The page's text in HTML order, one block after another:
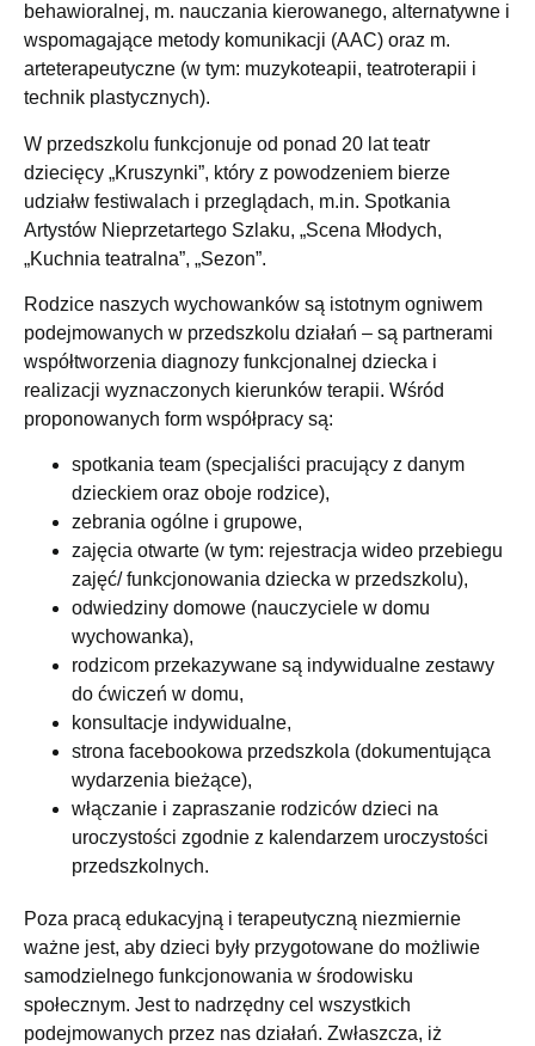
behawioralnej, m. nauczania kierowanego, alternatywne i
wspomagające metody komunikacji (AAC) oraz m.
arteterapeutyczne (w tym: muzykoteapii, teatroterapii i
technik plastycznych).
W przedszkolu funkcjonuje od ponad 20 lat teatr
dziecięcy „Kruszynki”, który z powodzeniem bierze
udziałw festiwalach i przeglądach, m.in. Spotkania
Artystów Nieprzetartego Szlaku, „Scena Młodych,
„Kuchnia teatralna”, „Sezon”.
Rodzice naszych wychowanków są istotnym ogniwem
podejmowanych w przedszkolu działań – są partnerami
współtworzenia diagnozy funkcjonalnej dziecka i
realizacji wyznaczonych kierunków terapii. Wśród
proponowanych form współpracy są:
spotkania team (specjaliści pracujący z danym
dzieckiem oraz oboje rodzice),
zebrania ogólne i grupowe,
zajęcia otwarte (w tym: rejestracja wideo przebiegu
zajęć/ funkcjonowania dziecka w przedszkolu),
odwiedziny domowe (nauczyciele w domu
wychowanka),
rodzicom przekazywane są indywidualne zestawy
do ćwiczeń w domu,
konsultacje indywidualne,
strona facebookowa przedszkola (dokumentująca
wydarzenia bieżące),
włączanie i zapraszanie rodziców dzieci na
uroczystości zgodnie z kalendarzem uroczystości
przedszkolnych.
Poza pracą edukacyjną i terapeutyczną niezmiernie
ważne jest, aby dzieci były przygotowane do możliwie
samodzielnego funkcjonowania w środowisku
społecznym. Jest to nadrzędny cel wszystkich
podejmowanych przez nas działań. Zwłaszcza, iż